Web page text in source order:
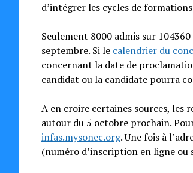
d’intégrer les cycles de
Seulement 8000 admis sur
septembre. Si le calendrier du
concernant la date de
candidat ou la candidate pourra
A en croire certaines sources, les
autour du 5 octobre prochain.
infas.mysonec.org. Une fois à
(numéro d’inscription en ligne ou